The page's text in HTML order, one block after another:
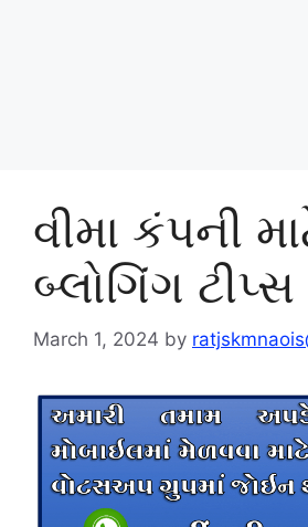
વીમા કંપની
બ્લોગિંગ ટીપ્સ
March 1, 2024 by